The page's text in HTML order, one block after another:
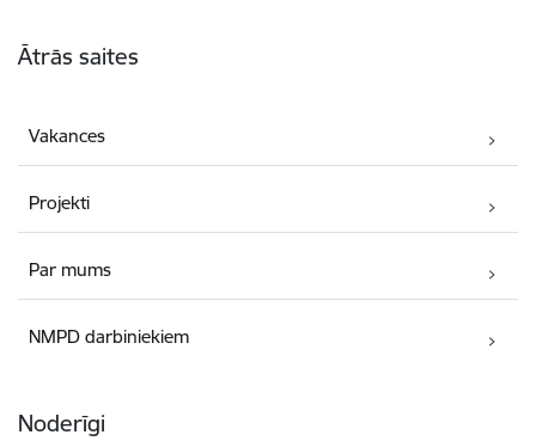
Ātrās saites
Vakances
Projekti
Par mums
NMPD darbiniekiem
Noderīgi